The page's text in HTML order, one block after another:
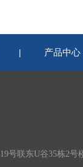
| 产品中心
号联东U谷35栋2号